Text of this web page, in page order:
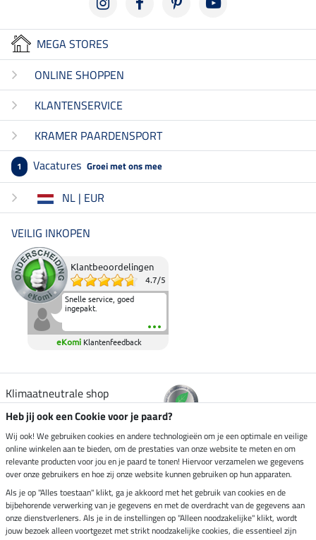
MEGA STORES
ONLINE SHOPPEN
KLANTENSERVICE
KRAMER PAARDENSPORT
1 Vacatures Groei met ons mee
NL | EUR
VEILIG INKOPEN
Klantbeoordelingen
4.7/5
Snelle service, goed
ingepakt.
eKomi Klantenfeedback
Klimaatneutrale shop
Verzending per
Veilig betalen met
Heb jij ook een Cookie voor je paard?
Wij ook! We gebruiken cookies en andere technologieën om je een optimale en veilige
online winkelen aan te bieden, om de prestaties van onze website te meten en om
relevante producten voor jou en je paard te tonen! Hiervoor verzamelen we gegevens
over onze gebruikers en hoe zij onze website kunnen gebruiken op hun apparaten.
Als je op "Alles toestaan" klikt, ga je akkoord met het gebruik van cookies en de
bijbehorende verwerking van je gegevens en met de overdracht van de gegevens aan
onze dienstverleners. Als je in de instellingen op "Alleen noodzakelijke" klikt, wordt
jouw bezoek alleen voortgezet met strikt noodzakelijke cookies, die essentieel zijn